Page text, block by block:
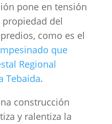
pone en tensión
del
como es el
que
Regional
Tebaida.
construcción
y ralentiza la